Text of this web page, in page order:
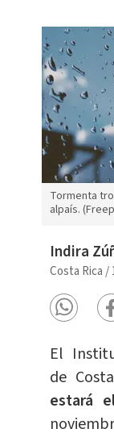
Tormenta
alpaís.
Indira
Costa Rica /
El
de
estará